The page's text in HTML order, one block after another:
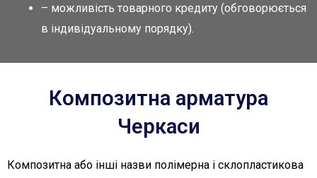
– можливість товарного кредиту (обговорюється
в індивідуальному порядку).
Композитна арматура
Черкаси
Композитна або інші назви полімерна і склопластикова